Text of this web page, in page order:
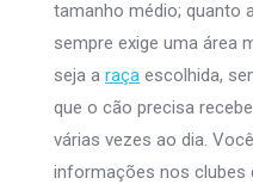
tamanho médio; quanto
sempre exige uma área
seja a raça escolhida,
que o cão precisa
várias vezes ao dia.
informações nos clubes